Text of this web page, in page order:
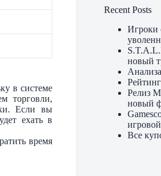
в системе
торговли,
Если вы
ехать в
время
Recent Posts
Игроки
новый
Релиз
новый
Все